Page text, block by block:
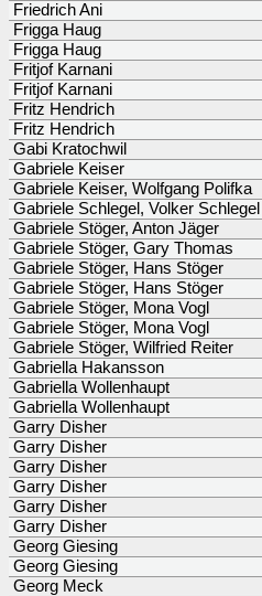
Friedrich Ani
Frigga Haug
Frigga Haug
Fritjof Karnani
Fritjof Karnani
Fritz Hendrich
Fritz Hendrich
Gabi Kratochwil
Gabriele Keiser
Gabriele Keiser, Wolfgang Polifka
Gabriele Schlegel, Volker Schlegel
Gabriele Stöger, Anton Jäger
Gabriele Stöger, Gary Thomas
Gabriele Stöger, Hans Stöger
Gabriele Stöger, Hans Stöger
Gabriele Stöger, Mona Vogl
Gabriele Stöger, Mona Vogl
Gabriele Stöger, Wilfried Reiter
Gabriella Hakansson
Gabriella Wollenhaupt
Gabriella Wollenhaupt
Garry Disher
Garry Disher
Garry Disher
Garry Disher
Garry Disher
Garry Disher
Georg Giesing
Georg Giesing
Georg Meck